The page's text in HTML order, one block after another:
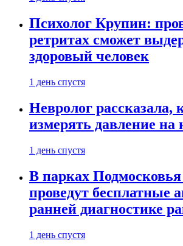
Психолог Крупин:
ретритах сможет
здоровый человек
1 день спустя
Невролог рассказала,
измерять давление на
1 день спустя
В парках Подмосковья
проведут бесплатные
ранней диагностике
1 день спустя